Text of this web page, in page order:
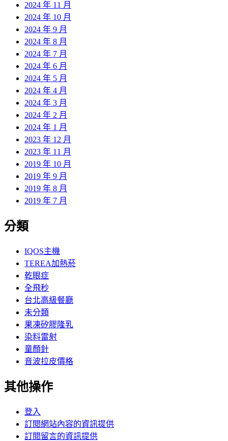
2024 年 11 月
2024 年 10 月
2024 年 9 月
2024 年 8 月
2024 年 7 月
2024 年 6 月
2024 年 5 月
2024 年 4 月
2024 年 3 月
2024 年 2 月
2024 年 1 月
2023 年 12 月
2023 年 11 月
2019 年 10 月
2019 年 9 月
2019 年 8 月
2019 年 7 月
分類
IQOS主機
TEREA加熱菸
乾眼症
全飛秒
台北高級餐廳
未分類
果凍矽膠隆乳
染料雷射
童顏針
音波拉皮價格
其他操作
登入
訂閱網站內容的資訊提供
訂閱留言的資訊提供